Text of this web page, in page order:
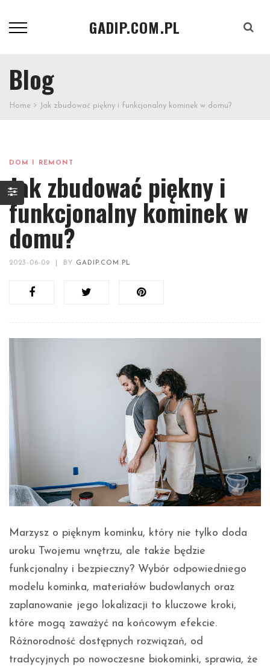
GADIP.COM.PL
Blog
Home Jak zbudować piękny i funkcjonalny kominek w domu?
DOM I REMONT
Jak zbudować piękny i
funkcjonalny kominek w
domu?
2023-06-09 BY GADIP.COM.PL
Marzysz o pięknym kominku, który nie tylko doda
uroku Twojemu wnętrzu, ale także będzie
funkcjonalny i bezpieczny? Wybór odpowiedniego
modelu kominka, materiałów budowlanych oraz
zaplanowanie jego lokalizacji to kluczowe kroki,
które mogą zaważyć na końcowym efekcie.
Różnorodność dostępnych rozwiązań, od
tradycyjnych po nowoczesne biokominki, sprawia, że